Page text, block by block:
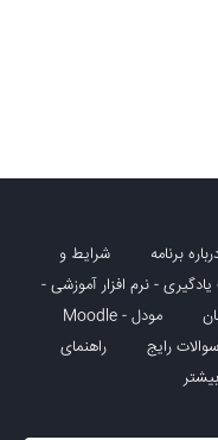
برنامه
شرایط و
- نرم افزار آموزشی -
مودل - Moodle
سوالات رایج
راهنمای